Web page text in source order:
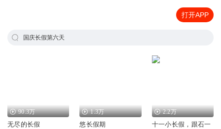
打开APP
国庆长假第六天
90.3万
无尽的长假
1.3万
悠长假期
2.2万
十一小长假，跟石一